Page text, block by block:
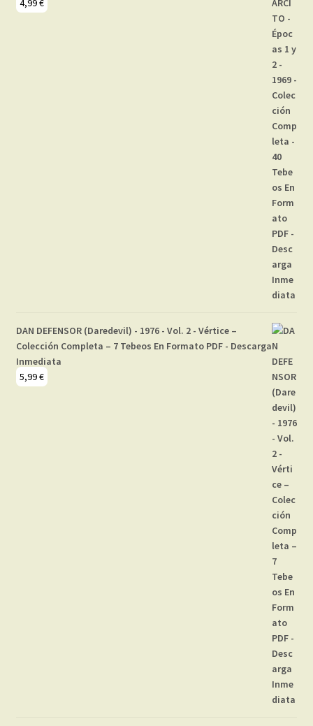
4,99€
DAN DEFENSOR (Daredevil) - 1976 - Vol. 2 - Vértice –
Colección Completa – 7 Tebeos En Formato PDF - Descarga
Inmediata
5,99€